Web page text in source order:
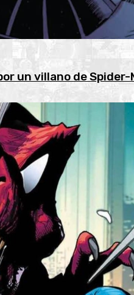
un villano de Spider-